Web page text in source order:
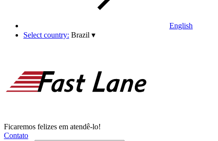
English
Select country: Brazil ▾
Ficaremos felizes em atendê-lo!
Contato